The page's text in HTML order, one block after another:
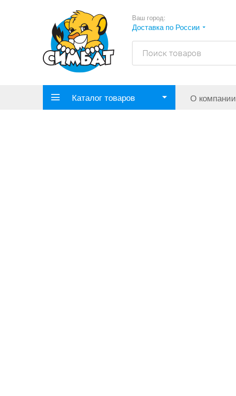
Ваш город:
Доставка по России
Каталог товаров О компании